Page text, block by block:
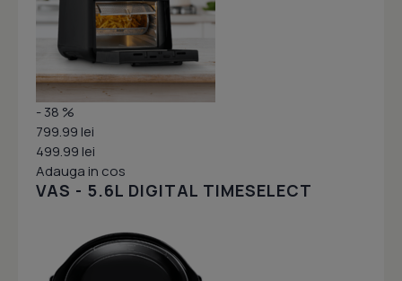
- 38 %
799.99 lei
499.99 lei
Adauga in cos
VAS - 5.6L DIGITAL TIMESELECT